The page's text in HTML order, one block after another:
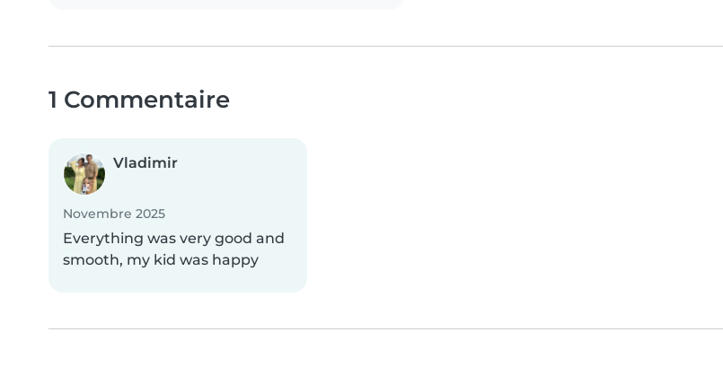
1 Commentaire
Vladimir
Novembre 2025
Everything was very good and
smooth, my kid was happy